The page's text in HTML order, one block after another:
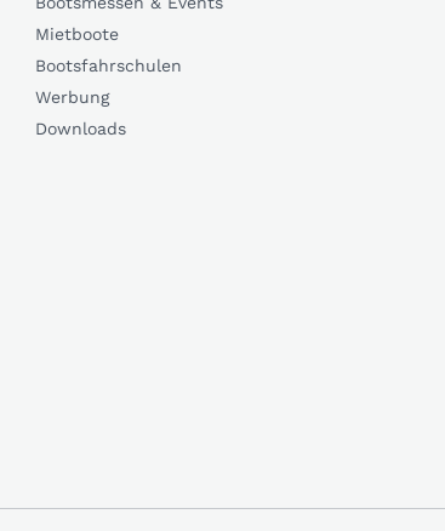
Mietboote
Bootsfahrschulen
Werbung
Downloads